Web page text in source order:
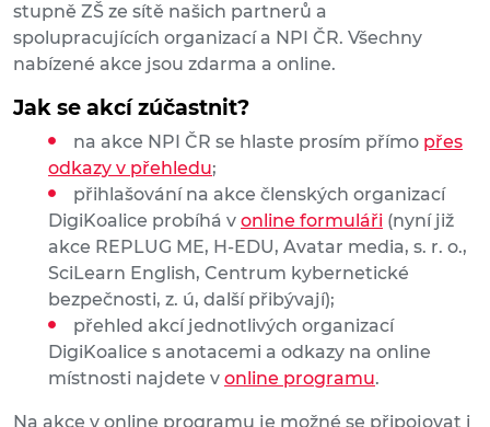
stupně ZŠ ze sítě našich partnerů a
spolupracujících organizací a NPI ČR. Všechny
nabízené akce jsou zdarma a online.
Jak se akcí zúčastnit?
na akce NPI ČR se hlaste prosím přímo přes
odkazy v přehledu;
přihlašování na akce členských organizací
DigiKoalice probíhá v online formuláři (nyní již
akce REPLUG ME, H-EDU, Avatar media, s. r. o.,
SciLearn English, Centrum kybernetické
bezpečnosti, z. ú, další přibývají);
přehled akcí jednotlivých organizací
DigiKoalice s anotacemi a odkazy na online
místnosti najdete v online programu.
Na akce v online programu je možné se připojovat i